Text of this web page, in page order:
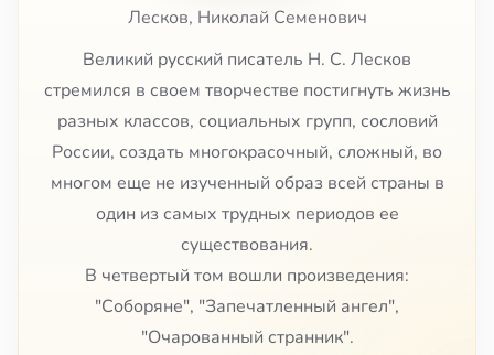
Лесков, Николай Семенович
Великий русский писатель Н. С. Лесков
стремился в своем творчестве постигнуть жизнь
разных классов, социальных групп, сословий
России, создать многокрасочный, сложный, во
многом еще не изученный образ всей страны в
один из самых трудных периодов ее
существования.
В четвертый том вошли произведения:
"Соборяне", "Запечатленный ангел",
"Очарованный странник".